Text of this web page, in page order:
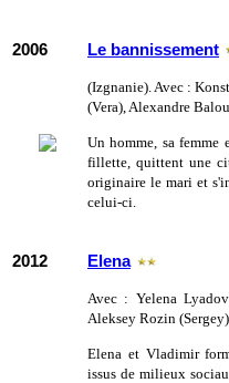
2006 Le bannissement
(Izgnanie). Avec :
(Vera), Alexandre
Un homme, sa femme
fillette, quittent une
originaire le mari et
celui-ci.
2012 Elena
Avec : Yelena
Aleksey Rozin
Elena et Vladimir
issus de milieux